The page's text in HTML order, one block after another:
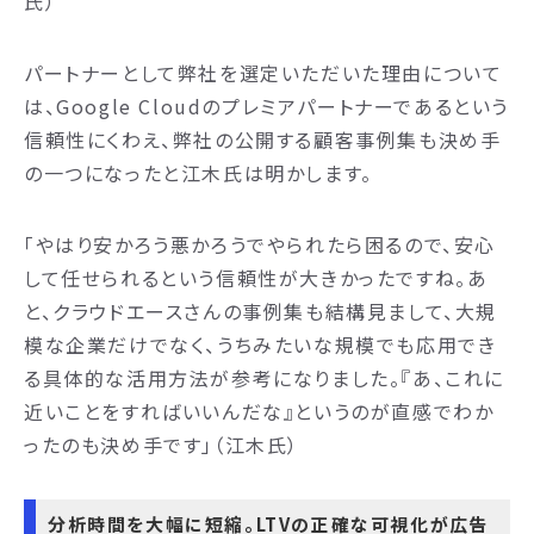
パートナーとして弊社を選定いただいた理由について
は、Google Cloudのプレミアパートナーであるという
信頼性にくわえ、弊社の公開する顧客事例集も決め手
の一つになったと江木氏は明かします。
「やはり安かろう悪かろうでやられたら困るので、安心
して任せられるという信頼性が大きかったですね。あ
と、クラウドエースさんの事例集も結構見まして、大規
模な企業だけでなく、うちみたいな規模でも応用でき
る具体的な活用方法が参考になりました。『あ、これに
近いことをすればいいんだな』というのが直感でわか
ったのも決め手です」（江木氏）
分析時間を大幅に短縮。LTVの正確な可視化が広告